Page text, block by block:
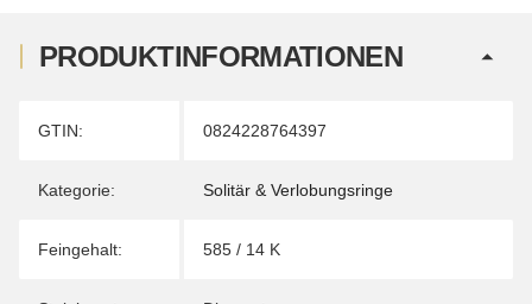
PRODUKTINFORMATIONEN
Produkteigenschaft
Wert
GTIN: 0824228764397
Kategorie: Solitär & Verlobungsringe
Feingehalt: 585 / 14 K